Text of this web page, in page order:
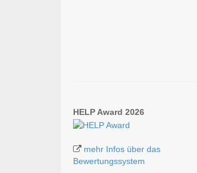
HELP Award 2026
mehr Infos über das
Bewertungssystem